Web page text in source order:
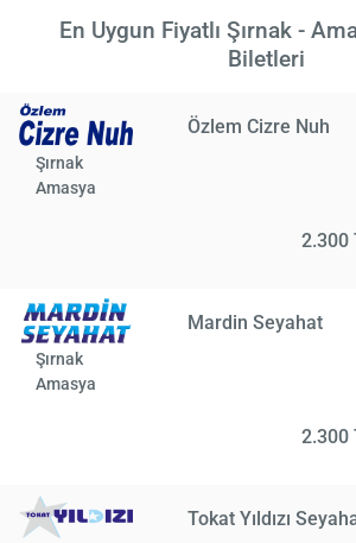
En Uygun Fiyatlı Şırnak -
Biletleri
Özlem Cizre Nuh
Şırnak
Amasya
2.300
Mardin Seyahat
Şırnak
Amasya
2.300
Tokat Yıldızı